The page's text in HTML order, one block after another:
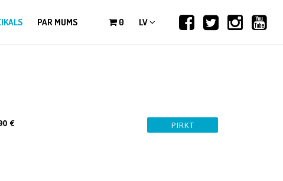
PAR MUMS 0 LV
€